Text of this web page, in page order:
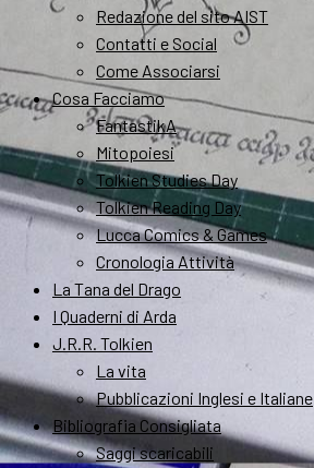
Redazione del sito AIST
Contatti e Social
Come Associarsi
Cosa Facciamo
FantastikA
Mitopoiesi
Tolkien Studies Day
Tolkien Reading Day
Lucca Comics & Games
Cronologia Attività
La Tana del Drago
I Quaderni di Arda
J.R.R. Tolkien
La vita
Pubblicazioni Inglesi e Italiane
Bibliografia Consigliata
Saggi scaricabili